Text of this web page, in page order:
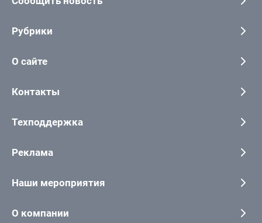
Рубрики
О сайте
Контакты
Техподдержка
Реклама
Наши мероприятия
О компании